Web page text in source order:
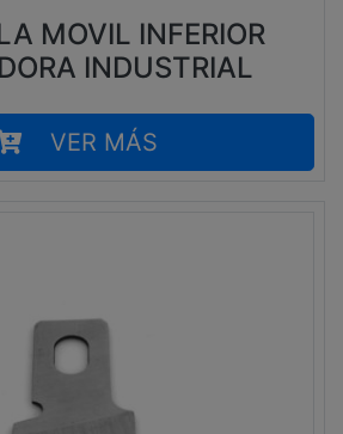
MOVIL INFERIOR
INDUSTRIAL
VER MÁS